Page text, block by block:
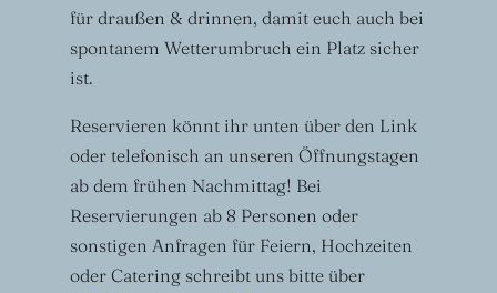
für draußen & drinnen, damit euch auch bei
spontanem Wetterumbruch ein Platz sicher
ist.
Reservieren könnt ihr unten über den Link
oder telefonisch an unseren Öffnungstagen
ab dem frühen Nachmittag! Bei
Reservierungen ab 8 Personen oder
sonstigen Anfragen für Feiern, Hochzeiten
oder Catering schreibt uns bitte über